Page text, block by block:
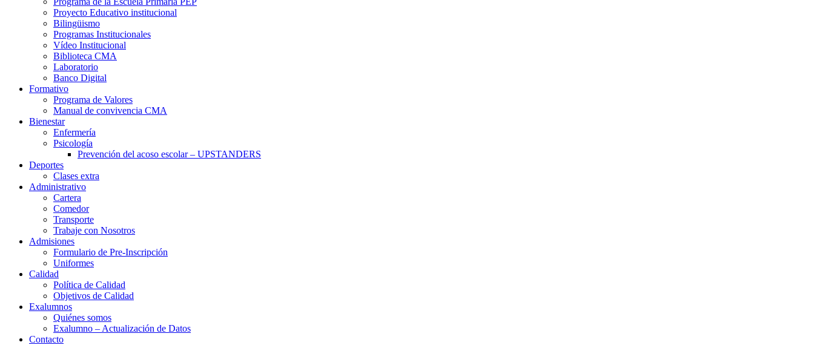
Proyecto Educativo institucional
Bilingüismo
Programas Institucionales
Vídeo Institucional
Biblioteca CMA
Laboratorio
Banco Digital
Formativo
Programa de Valores
Manual de convivencia CMA
Bienestar
Enfermería
Psicología
Prevención del acoso escolar – UPSTANDERS
Deportes
Clases extra
Administrativo
Cartera
Comedor
Transporte
Trabaje con Nosotros
Admisiones
Formulario de Pre-Inscripción
Uniformes
Calidad
Política de Calidad
Objetivos de Calidad
Exalumnos
Quiénes somos
Exalumno – Actualización de Datos
Contacto